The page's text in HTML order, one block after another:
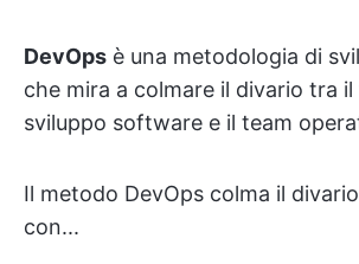
DevOps è una metodologia di
che mira a colmare il divario tra il
sviluppo software e il team
Il metodo DevOps colma il
con...